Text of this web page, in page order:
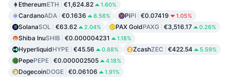
EthereumETH €1,624.82 1.60%
CardanoADA €0.1636 8.56% PiPI €0.07419 1.05%
SolanaSOL €63.62 2.04% PAX GoldPAXG €3,516.17 0.26%
Shiba InuSHIB €0.000004231 1.18%
HyperliquidHYPE €45.56 0.88% ZcashZEC €422.54 5.59%
PepePEPE €0.000002505 4.18%
DogecoinDOGE €0.06106 1.91%